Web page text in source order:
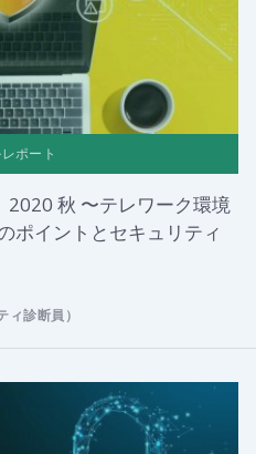
ポート
2020 秋 〜テレワーク環境
ポイントとセキュリティ
ィ診断員）